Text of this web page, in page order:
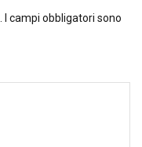
I campi obbligatori sono